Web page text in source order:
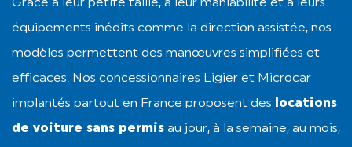
Grâce à leur petite taille, à leur maniabilité et à leurs
équipements inédits comme la direction assistée, nos
modèles permettent des manœuvres simplifiées et
efficaces. Nos concessionnaires Ligier et Microcar
implantés partout en France proposent des locations
de voiture sans permis au jour, à la semaine, au mois,